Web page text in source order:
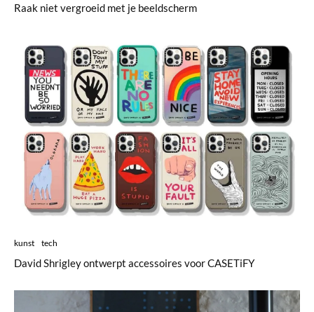
Raak niet vergroeid met je beeldscherm
kunst tech
David Shrigley ontwerpt accessoires voor CASETiFY